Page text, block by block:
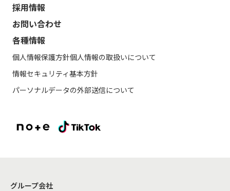
採用情報
お問い合わせ
各種情報
個人情報保護方針個人情報の取扱いについて
情報セキュリティ基本方針
パーソナルデータの外部送信について
グループ会社